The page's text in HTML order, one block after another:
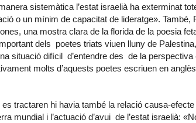
sistemàtica l’estat israelià ha exterminat
o un mínim de capacitat de lideratge». També,
una mostra clara de la florida de la poesia
dels poetes triats viuen lluny de
situació difícil d’entendre des de la perspectiva
molts d’aquests poetes escriuen en
tractaren hi havia també la relació causa-efecte
mundial i l’actuació d’avui de l’estat israelià: